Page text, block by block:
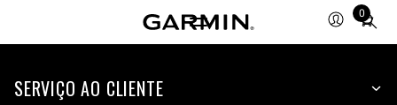
0
Total
items
cart:
SERVIÇO AO CLIENTE